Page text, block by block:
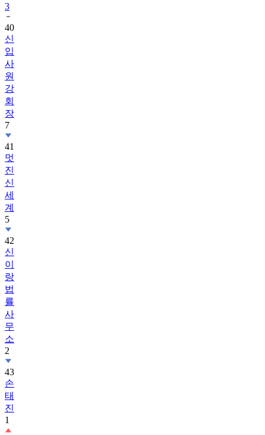
3
40
신
입
사
원
강
회
장
7
41
멋
진
신
세
계
5
42
신
이
랑
법
률
사
무
소
2
43
손
태
진
1